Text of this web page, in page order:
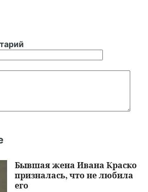
Бывшая жена Ивана Краско
призналась, что не любила
его